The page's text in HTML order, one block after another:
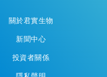
關於君實生物
新聞中心
投資者關係